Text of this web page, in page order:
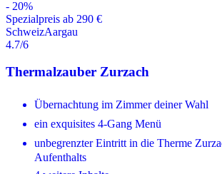
- 20%
Spezialpreis ab 290 €
SchweizAargau
4.7/6
Thermalzauber Zurzach
Übernachtung im Zimmer deiner Wahl
ein exquisites 4-Gang Menü
unbegrenzter Eintritt in die Therme
Aufenthalts